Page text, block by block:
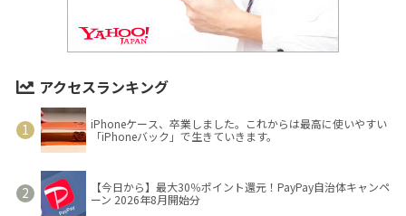
アクセスランキング
iPhoneケース、卒業しました。これからは最高に使いやすい
「iPhoneバック」で生きていきます。
【今日から】最大30％ポイント還元！PayPay自治体キャンペ
ーン 2026年8月開始分